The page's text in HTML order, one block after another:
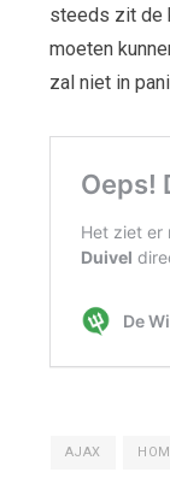
steeds zit de
moeten
zal niet in
AJAX